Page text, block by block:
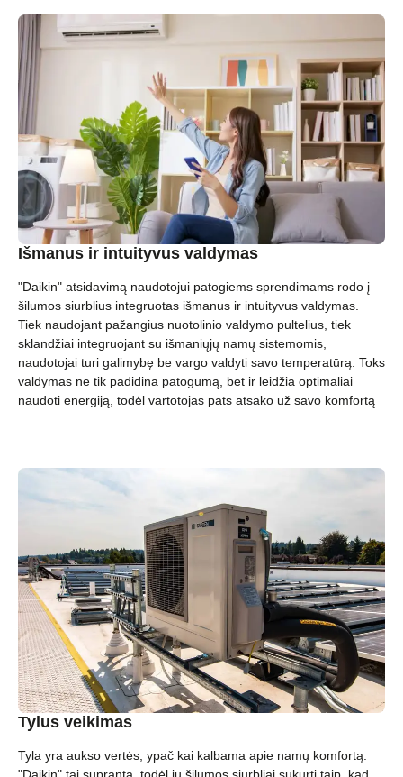
Išmanus ir intuityvus valdymas
"Daikin" atsidavimą naudotojui patogiems sprendimams rodo į
šilumos siurblius integruotas išmanus ir intuityvus valdymas.
Tiek naudojant pažangius nuotolinio valdymo pultelius, tiek
sklandžiai integruojant su išmaniųjų namų sistemomis,
naudotojai turi galimybę be vargo valdyti savo temperatūrą. Toks
valdymas ne tik padidina patogumą, bet ir leidžia optimaliai
naudoti energiją, todėl vartotojas pats atsako už savo komfortą
Tylus veikimas
Tyla yra aukso vertės, ypač kai kalbama apie namų komfortą.